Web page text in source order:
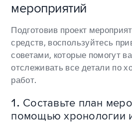
мероприятий
Подготовив проект
средств, воспользуйтесь
советами, которые помогут
отслеживать все детали по
работ.
1. Составьте план
помощью хронологии